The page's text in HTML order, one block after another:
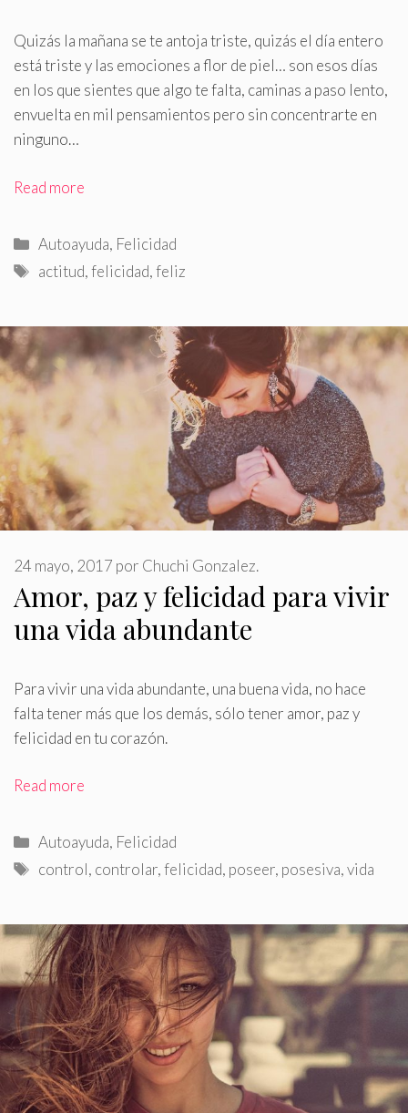
Quizás la mañana se te antoja triste, quizás el día entero
está triste y las emociones a flor de piel… son esos días
en los que sientes que algo te falta, caminas a paso lento,
envuelta en mil pensamientos pero sin concentrarte en
ninguno…
Read more
Categorías
Autoayuda, Felicidad
Etiquetas
actitud,felicidad,feliz
Amor, paz y felicidad para vivir
una vida abundante
24 mayo, 2017 por Chuchi Gonzalez.
Para vivir una vida abundante, una buena vida, no hace
falta tener más que los demás, sólo tener amor, paz y
felicidad en tu corazón.
Read more
Categorías
Autoayuda, Felicidad
Etiquetas
control, controlar,felicidad, poseer, posesiva,vida